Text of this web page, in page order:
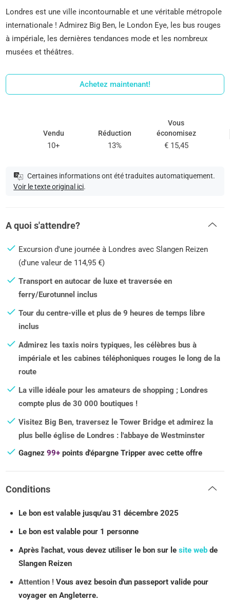
Londres est une ville incontournable et une véritable métropole
internationale ! Admirez Big Ben, le London Eye, les bus rouges
à impériale, les dernières tendances mode et les nombreux
musées et théâtres.
Achetez maintenant!
Vendu
10+
Réduction
13%
Vous
économisez
€ 15,45
Certaines informations ont été traduites automatiquement.
Voir le texte original ici.
A quoi s'attendre?
Excursion d'une journée à Londres avec Slangen Reizen
(d'une valeur de 114,95 €)
Transport en autocar de luxe et traversée en
ferry/Eurotunnel inclus
Tour du centre-ville et plus de 9 heures de temps libre
inclus
Admirez les taxis noirs typiques, les célèbres bus à
impériale et les cabines téléphoniques rouges le long de la
route
La ville idéale pour les amateurs de shopping ; Londres
compte plus de 30 000 boutiques !
Visitez Big Ben, traversez le Tower Bridge et admirez la
plus belle église de Londres : l'abbaye de Westminster
Gagnez99+ points d'épargne Tripper avec cette offre
Conditions
Le bon est valable jusqu'au 31 décembre 2025
Le bon est valable pour 1 personne
Après l'achat, vous devez utiliser le bon sur lesite web de
Slangen Reizen
Attention ! Vous avez besoin d'un passeport valide pour
voyager en Angleterre.